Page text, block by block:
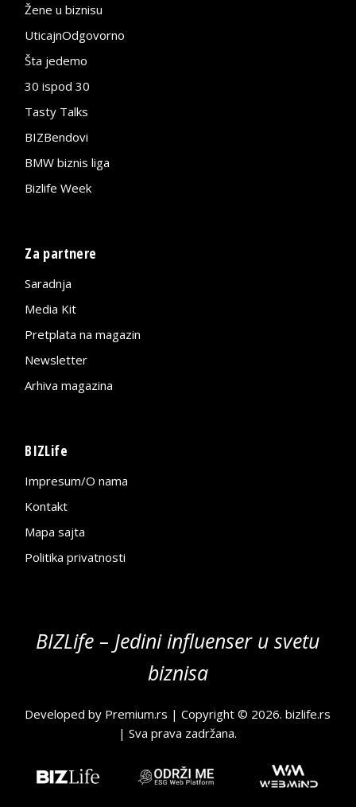
Žene u biznisu
UticajnOdgovorno
Šta jedemo
30 ispod 30
Tasty Talks
BIZBendovi
BMW biznis liga
Bizlife Week
Za partnere
Saradnja
Media Kit
Pretplata na magazin
Newsletter
Arhiva magazina
BIZLife
Impresum/O nama
Kontakt
Mapa sajta
Politika privatnosti
BIZLife – Jedini influenser u svetu
biznisa
Developed by Premium.rs | Copyright © 2026.bizlife.rs
| Sva prava zadržana.